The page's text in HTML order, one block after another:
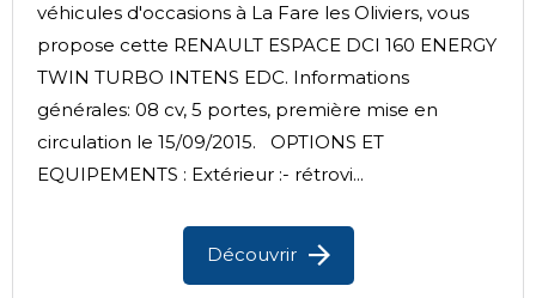
véhicules d'occasions à La Fare les Oliviers, vous
propose cette RENAULT ESPACE DCI 160 ENERGY
TWIN TURBO INTENS EDC. Informations
générales: 08 cv, 5 portes, première mise en
circulation le 15/09/2015. OPTIONS ET
EQUIPEMENTS : Extérieur :- rétrovi...
Découvrir